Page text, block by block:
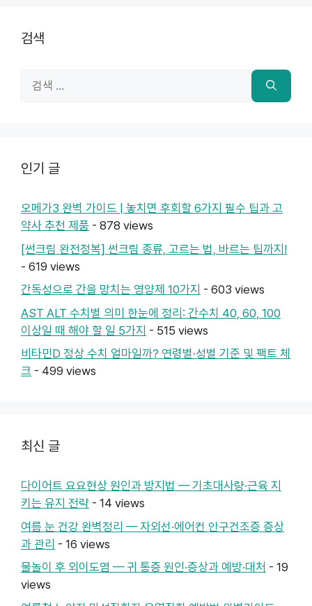
검색
인기 글
오메가3 완벽 가이드 | 놓치면 후회할 6가지 필수 팁과 고
약사 추천 제품 - 878 views
[썬크림 완전정복] 썬크림 종류, 고르는 법, 바르는 팁까지!
- 619 views
간독성으로 간을 망치는 영양제 10가지 - 603 views
AST ALT 수치별 의미 한눈에 정리: 간수치 40, 60, 100
이상일 때 해야 할 일 5가지 - 515 views
비타민D 정상 수치 얼마일까? 연령별·성별 기준 및 팩트 체
크 - 499 views
최신 글
다이어트 요요현상 원인과 방지법 — 기초대사량·근육 지
키는 유지 전략 - 14 views
여름 눈 건강 완벽정리 — 자외선·에어컨 안구건조증 증상
과 관리 - 16 views
물놀이 후 외이도염 — 귀 통증 원인·증상과 예방·대처 - 19
views